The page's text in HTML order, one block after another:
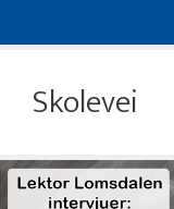
Skolevei